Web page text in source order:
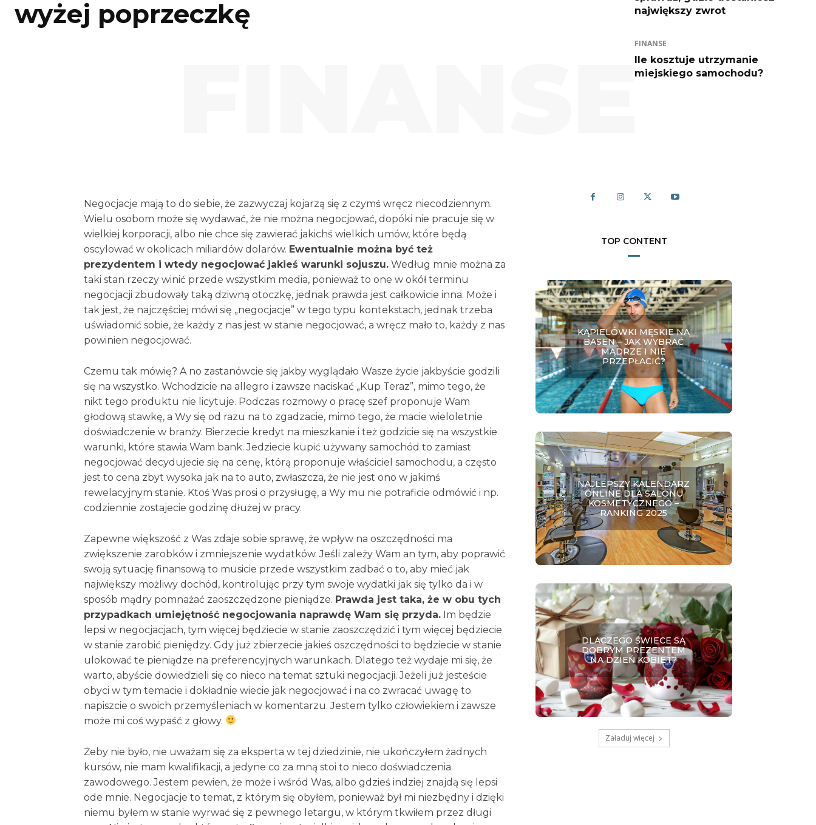
wyżej poprzeczkę
największy zwrot
FINANSE
Ile kosztuje utrzymanie
miejskiego samochodu?
FINANSE
Negocjacje mają to do siebie, że zazwyczaj kojarzą się z czymś wręcz niecodziennym.
Wielu osobom może się wydawać, że nie można negocjować, dopóki nie pracuje się w
wielkiej korporacji, albo nie chce się zawierać jakichś wielkich umów, które będą
oscylować w okolicach miliardów dolarów. Ewentualnie można być też
prezydentem i wtedy negocjować jakieś warunki sojuszu. Według mnie można za
taki stan rzeczy winić przede wszystkim media, ponieważ to one w okół terminu
negocjacji zbudowały taką dziwną otoczkę, jednak prawda jest całkowicie inna. Może i
tak jest, że najczęściej mówi się „negocjacje” w tego typu kontekstach, jednak trzeba
uświadomić sobie, że każdy z nas jest w stanie negocjować, a wręcz mało to, każdy z nas
powinien negocjować.
Czemu tak mówię? A no zastanówcie się jakby wyglądało Wasze życie jakbyście godzili
się na wszystko. Wchodzicie na allegro i zawsze naciskać „Kup Teraz”, mimo tego, że
nikt tego produktu nie licytuje. Podczas rozmowy o pracę szef proponuje Wam
głodową stawkę, a Wy się od razu na to zgadzacie, mimo tego, że macie wieloletnie
doświadczenie w branży. Bierzecie kredyt na mieszkanie i też godzicie się na wszystkie
warunki, które stawia Wam bank. Jedziecie kupić używany samochód to zamiast
negocjować decydujecie się na cenę, którą proponuje właściciel samochodu, a często
jest to cena zbyt wysoka jak na to auto, zwłaszcza, że nie jest ono w jakimś
rewelacyjnym stanie. Ktoś Was prosi o przysługę, a Wy mu nie potraficie odmówić i np.
codziennie zostajecie godzinę dłużej w pracy.
Zapewne większość z Was zdaje sobie sprawę, że wpływ na oszczędności ma
zwiększenie zarobków i zmniejszenie wydatków. Jeśli zależy Wam an tym, aby poprawić
swoją sytuację finansową to musicie przede wszystkim zadbać o to, aby mieć jak
największy możliwy dochód, kontrolując przy tym swoje wydatki jak się tylko da i w
sposób mądry pomnażać zaoszczędzone pieniądze. Prawda jest taka, że w obu tych
przypadkach umiejętność negocjowania naprawdę Wam się przyda. Im będzie
lepsi w negocjacjach, tym więcej będziecie w stanie zaoszczędzić i tym więcej będziecie
w stanie zarobić pieniędzy. Gdy już zbierzecie jakieś oszczędności to będziecie w stanie
ulokować te pieniądze na preferencyjnych warunkach. Dlatego też wydaje mi się, że
warto, abyście dowiedzieli się co nieco na temat sztuki negocjacji. Jeżeli już jesteście
obyci w tym temacie i dokładnie wiecie jak negocjować i na co zwracać uwagę to
napiszcie o swoich przemyśleniach w komentarzu. Jestem tylko człowiekiem i zawsze
może mi coś wypaść z głowy.
Żeby nie było, nie uważam się za eksperta w tej dziedzinie, nie ukończyłem żadnych
kursów, nie mam kwalifikacji, a jedyne co za mną stoi to nieco doświadczenia
zawodowego. Jestem pewien, że może i wśród Was, albo gdzieś indziej znajdą się lepsi
ode mnie. Negocjacje to temat, z którym się obyłem, ponieważ był mi niezbędny i dzięki
niemu byłem w stanie wyrwać się z pewnego letargu, w którym tkwiłem przez długi
TOP CONTENT
KĄPIELÓWKI MĘSKIE NA
BASEN – JAK WYBRAĆ
MĄDRZE I NIE
PRZEPŁACIĆ?
NAJLEPSZY KALENDARZ
ONLINE DLA SALONU
KOSMETYCZNEGO –
RANKING 2025
DLACZEGO ŚWIECE SĄ
DOBRYM PREZENTEM
NA DZIEŃ KOBIET?
Załaduj więcej